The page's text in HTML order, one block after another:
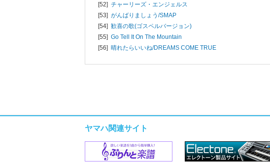
[52] チャーリーズ・エンジェルス
[53] がんばりましょう/SMAP
[54] 歓喜の歌(ゴスペルバージョン)
[55] Go Tell It On The Mountain
[56] 晴れたらいいね/DREAMS COME TRUE
ヤマハ関連サイト